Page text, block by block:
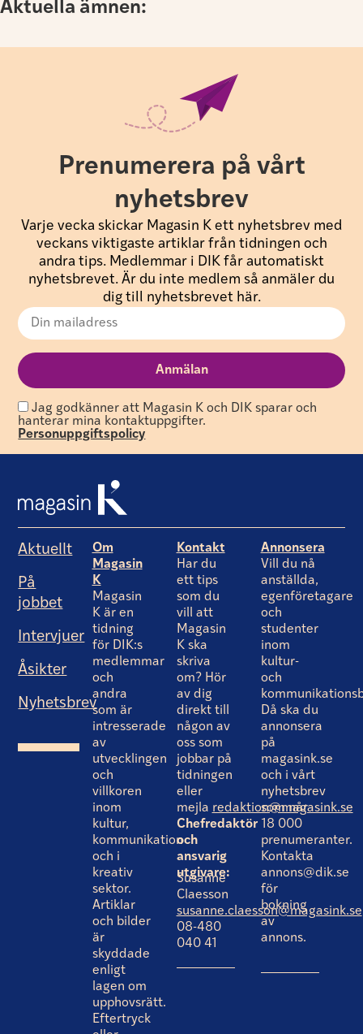
Aktuella ämnen:
Prenumerera på vårt
nyhetsbrev
Varje vecka skickar Magasin K ett nyhetsbrev med
veckans viktigaste artiklar från tidningen och
andra tips. Medlemmar i DIK får automatiskt
nyhetsbrevet. Är du inte medlem så anmäler du
dig till nyhetsbrevet här.
Jag godkänner att Magasin K och DIK sparar och
hanterar mina kontaktuppgifter.
Personuppgiftspolicy
Aktuellt
På
jobbet
Intervjuer
Åsikter
Nyhetsbrev
Om
Magasin
K
Magasin
K är en
tidning
för DIK:s
medlemmar
och
andra
som är
intresserade
av
utvecklingen
och
villkoren
inom
kultur,
kommunikation
och i
kreativ
sektor.
Artiklar
och bilder
är
skyddade
enligt
lagen om
upphovsrätt.
Eftertryck
Kontakt
Har du
ett tips
som du
vill att
Magasin
K ska
skriva
om? Hör
av dig
direkt till
någon av
oss som
jobbar på
tidningen
eller
mejla redaktion@magasink.se
Chefredaktör
och
ansvarig
utgivare:
Susanne
Claesson
susanne.claesson@magasink.se
08-480
040 41
Annonsera
Vill du nå
anställda,
egenföretagare
och
studenter
inom
kultur-
och
Då ska du
annonsera
på
magasink.se
och i vårt
nyhetsbrev
som når
18 000
prenumeranter.
Kontakta
annons@dik.se
för
bokning
av
annons.